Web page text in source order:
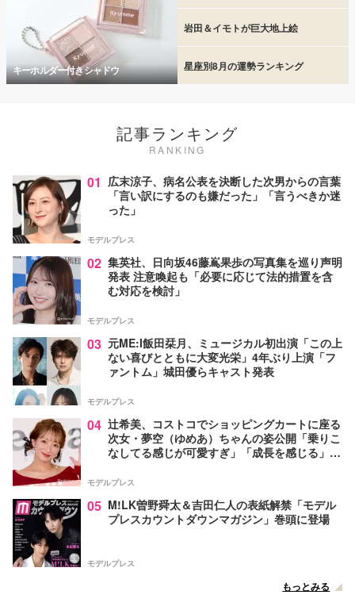
キーホルダー付きシャドウ
岩田＆イモトが巨大地上絵
星座別8月の運勢ランキング
記事ランキング
RANKING
01 広末涼子、病名公表を決断した次男からの言葉
「言い訳にするのも嫌だった」「言うべきか迷
った」
モデルプレス
02 集英社、日向坂46藤嶌果歩の写真集を巡り声明
発表 注意喚起も「必要に応じて法的措置を含
む対応を検討」
モデルプレス
03 元ME:I飯田栞月、ミュージカル初出演「この上
ない喜びとともに大変光栄」4年ぶり上演「フ
ァントム」城田優らキャスト発表
モデルプレス
04 辻希美、コストコでショッピングカートに座る
次女・夢空（ゆめあ）ちゃんの姿公開「乗りこ
なしてる感じが可愛すぎ」「成長を感じる」の
モデルプレス
05 M!LK曽野舜太＆吉田仁人の表紙解禁「モデル
プレスカウントダウンマガジン」巻頭に登場
モデルプレス
もっとみる